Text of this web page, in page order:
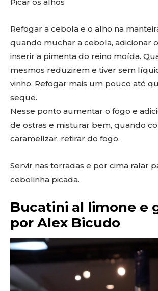
Refogar a cebola e o alho na
quando muchar a cebola, adicionar
inserir a pimenta do reino moída.
mesmos reduzirem e tiver sem
vinho. Refogar mais um pouco até
seque.
Nesse ponto aumentar o fogo e
de ostras e misturar bem, quando
caramelizar, retirar do fogo.
Servir nas torradas e por cima ralar
cebolinha picada.
Bucatini al limone e
por Alex Bicudo